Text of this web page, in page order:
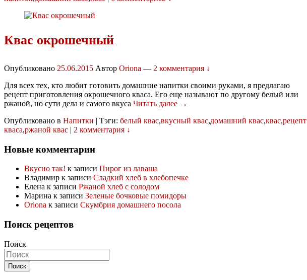
Квас окрошечный
Опубликовано 25.06.2015 Автор Oriona — 2 комментария ↓
Для всех тех, кто любит готовить домашние напитки своими руками, я предлагаю
рецепт приготовления окрошечного кваса. Его еще называют по другому белый или
ржаной, но сути дела и самого вкуса Читать далее →
Опубликовано в Напитки | Тэги: белый квас,вкусный квас,домашний квас,квас,рецепт
кваса,ржаной квас | 2 комментария ↓
Новые комментарии
Вкусно так! к записи Пирог из лаваша
Владимир к записи Сладкий хлеб в хлебопечке
Елена к записи Ржаной хлеб с солодом
Марина к записи Зеленые бочковые помидоры
Oriona к записи Скумбрия домашнего посола
Поиск рецептов
Поиск